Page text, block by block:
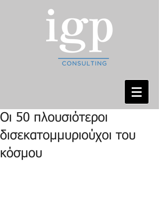
Οι 50 πλουσιότεροι
δισεκατομμυριούχοι του
κόσμου